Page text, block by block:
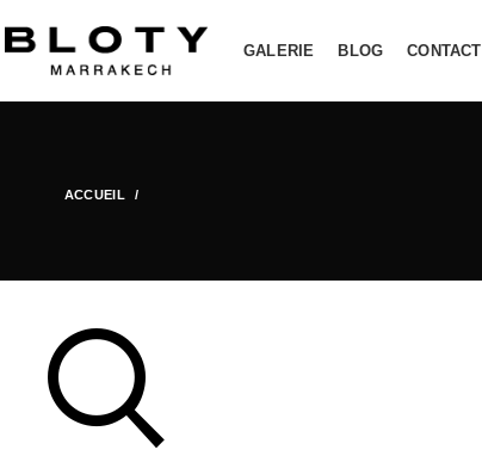
GALERIE BLOG CONTACT
ACCUEIL